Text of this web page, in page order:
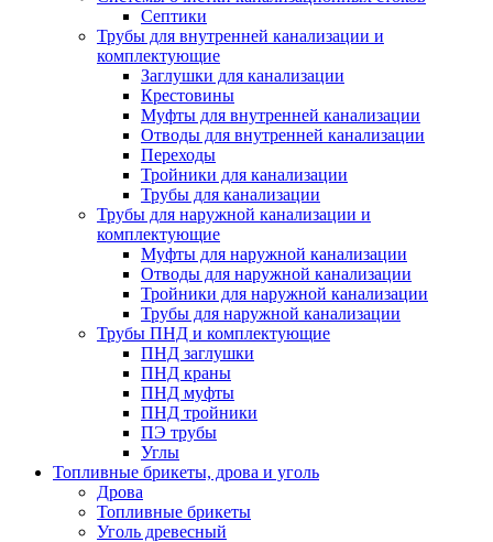
Септики
Трубы для внутренней канализации и
комплектующие
Заглушки для канализации
Крестовины
Муфты для внутренней канализации
Отводы для внутренней канализации
Переходы
Тройники для канализации
Трубы для канализации
Трубы для наружной канализации и
комплектующие
Муфты для наружной канализации
Отводы для наружной канализации
Тройники для наружной канализации
Трубы для наружной канализации
Трубы ПНД и комплектующие
ПНД заглушки
ПНД краны
ПНД муфты
ПНД тройники
ПЭ трубы
Углы
Топливные брикеты, дрова и уголь
Дрова
Топливные брикеты
Уголь древесный